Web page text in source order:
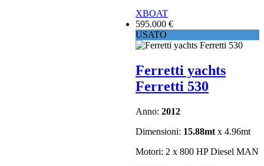
XBOAT
595.000 €
USATO
Ferretti yachts
Ferretti 530
Anno: 2012
Dimensioni: 15.88mt x 4.96mt
Motori: 2 x 800 HP Diesel MAN